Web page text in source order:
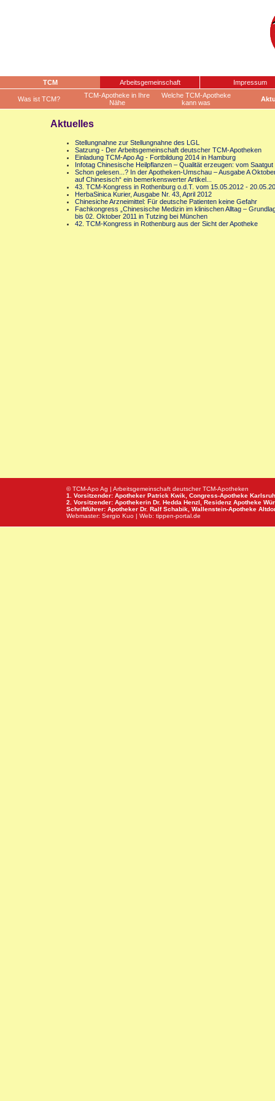
TCM Arbeitsgemeinschaft Impressum
Was ist TCM?
TCM-Apotheke in Ihre
Nähe
Welche TCM-Apotheke
kann was
Aktuelles
Stellungnahne zur Stellungnahne des LGL
Satzung - Der Arbeitsgemeinschaft deutscher TCM-Apotheken
Einladung TCM-Apo Ag - Fortbildung 2014 in Hamburg
Infotag Chinesische Heilpflanzen – Qualität erzeugen: vom
Schon gelesen...? In der Apotheken-Umschau – Ausgabe A
auf Chinesisch“ ein bemerkenswerter Artikel...
43. TCM-Kongress in Rothenburg o.d.T. vom 15.05.2012 -
HerbaSinica Kurier, Ausgabe Nr. 43, April 2012
Chinesiche Arzneimittel: Für deutsche Patienten keine Gefahr
Fachkongress „Chinesische Medizin im klinischen Alltag –
bis 02. Oktober 2011 in Tutzing bei München
42. TCM-Kongress in Rothenburg aus der Sicht der Apotheke
© TCM-Apo Ag | Arbeitsgemeinschaft deutscher TCM-Apotheken
1. Vorsitzender: Apotheker Patrick Kwik, Congress-Apotheke
2. Vorsitzender: Apothekerin Dr. Hedda Henzl, Residenz Apotheke
Schriftführer: Apotheker Dr. Ralf Schabik, Wallenstein-Apotheke
Webmaster: Sergio Kuo | Web: tippen-portal.de